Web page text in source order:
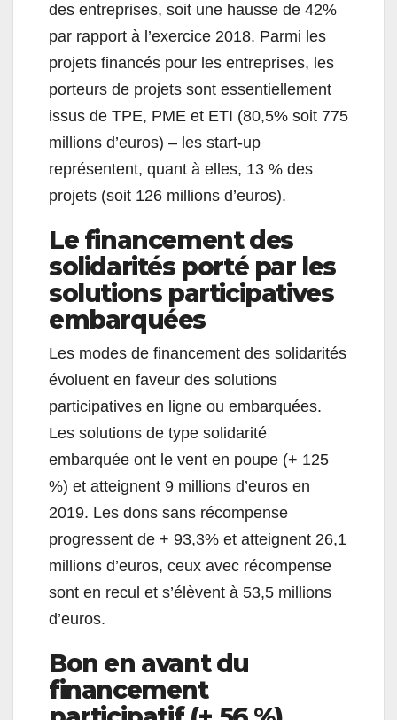
des entreprises, soit une hausse de 42%
par rapport à l’exercice 2018. Parmi les
projets financés pour les entreprises, les
porteurs de projets sont essentiellement
issus de TPE, PME et ETI (80,5% soit 775
millions d’euros) – les start-up
représentent, quant à elles, 13 % des
projets (soit 126 millions d’euros).
Le financement des
solidarités porté par les
solutions participatives
embarquées
Les modes de financement des solidarités
évoluent en faveur des solutions
participatives en ligne ou embarquées.
Les solutions de type solidarité
embarquée ont le vent en poupe (+ 125
%) et atteignent 9 millions d’euros en
2019. Les dons sans récompense
progressent de + 93,3% et atteignent 26,1
millions d’euros, ceux avec récompense
sont en recul et s’élèvent à 53,5 millions
d’euros.
Bon en avant du
financement